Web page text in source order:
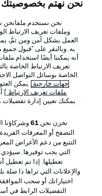
الإعلانات
شروط الاستخدام
الوظائف
تواصل معنا
نحن نهتم بخصوصيتك
نحن نستخدم ملفانحن
وملفات تعريف الارتباط
العمل بشكل آمن ومن ثمَّ،
به. وبالنقر على "قبول
أنه يمكننا أيضًا استخدام
تعريف الارتباط الخاصة
الخاصة بوسائل التواصل
جهات خارجية . يمكن
ملفات تعريف الارتباط
]
يمكنك تعيين إدارة
نخزن نحن 61وشركاؤنا
التصفح أو المعرفات
التتبع من دعم الأغراض
التي يجب توفيرها.
تعطيلها. إذا تم تعطيل
والإعلانات التي تراها ذا
اختياراتك أو سحب
التفضيلات الرابط في